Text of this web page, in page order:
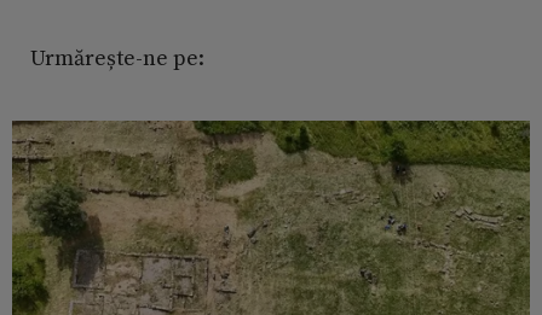
Urmărește-ne pe: